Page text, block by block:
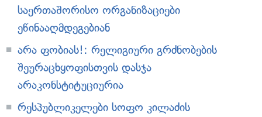
საერთაშორისო ორგანიზაციები
ეწინააღმდეგებიან
არა ფობიას!: რელიგიური გრძნობების
შეურაცხყოფისთვის დასჯა
არაკონსტიტუციურია
რესპუბლიკელები სოფო კილაძის